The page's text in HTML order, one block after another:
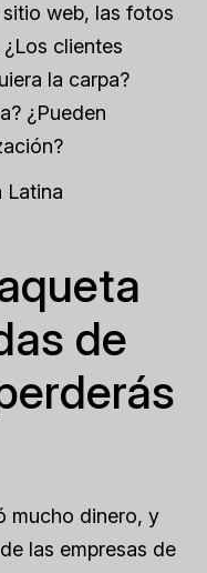
web, las fotos
clientes
la carpa?
¿Pueden
Latina
de
mucho dinero, y
las empresas de